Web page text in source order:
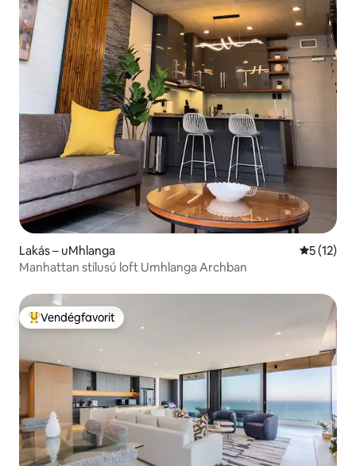
Lakás – uMhlanga Átlagos
5 (12)
Manhattan stílusú loft Umhlanga Archban
Kiemelt vendégfavorit
Vendégfavorit